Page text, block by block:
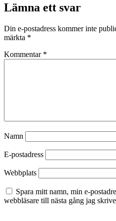
Lämna ett svar
Din e-postadress kommer inte
märkta *
Kommentar *
Namn
E-postadress
Webbplats
Spara mitt namn, min e-
webbläsare till nästa gång jag